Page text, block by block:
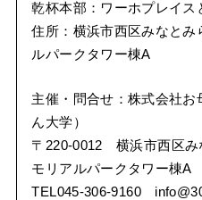
乾杯本部：ワーホプレイス
住所：横浜市西区みなと
ルパークタワー棟A
主催・問合せ：株式会社お
ん大学）
〒220-0012 横浜市西区
モリアルパークタワー棟A
TEL045-306-9160